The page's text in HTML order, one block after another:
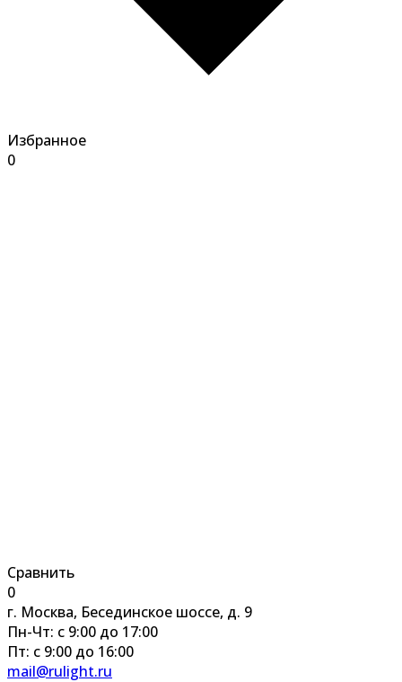
Избранное
0
Сравнить
0
г. Москва, Бесединское шоссе, д. 9
Пн-Чт: с 9:00 до 17:00
Пт: с 9:00 до 16:00
mail@rulight.ru